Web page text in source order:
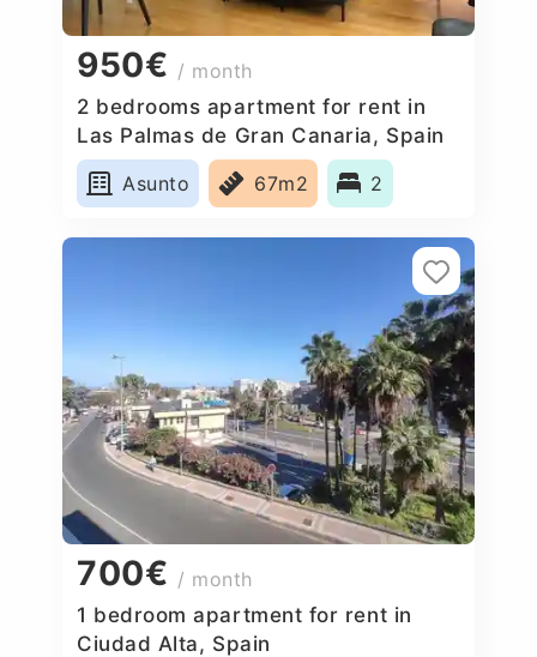
950€ / month
2 bedrooms apartment for rent in
Las Palmas de Gran Canaria, Spain
Asunto
67m2 2
700€ / month
1 bedroom apartment for rent in
Ciudad Alta, Spain